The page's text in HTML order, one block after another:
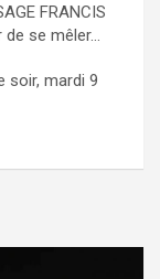
FRANCIS
se mêler...
soir, mardi 9